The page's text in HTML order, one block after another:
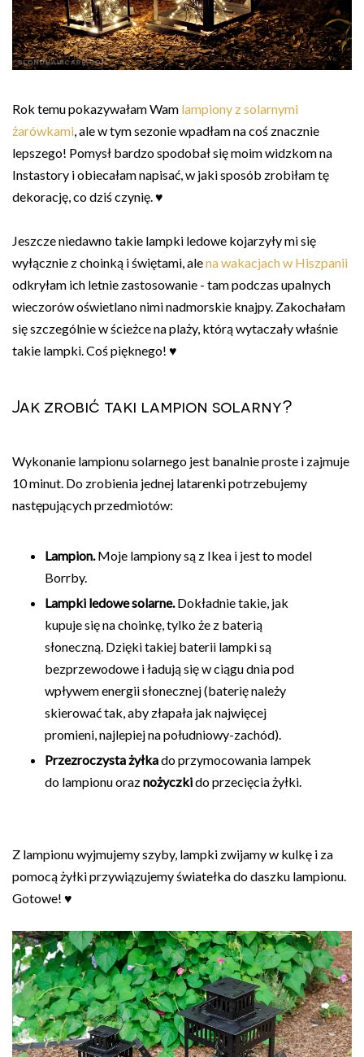
Rok temu pokazywałam Wam lampiony z solarnymi
żarówkami, ale w tym sezonie wpadłam na coś znacznie
lepszego! Pomysł bardzo spodobał się moim widzkom na
Instastory i obiecałam napisać, w jaki sposób zrobiłam tę
dekorację, co dziś czynię. ♥
Jeszcze niedawno takie lampki ledowe kojarzyły mi się
wyłącznie z choinką i świętami, alena wakacjach w Hiszpanii
odkryłam ich letnie zastosowanie - tam podczas upalnych
wieczorów oświetlano nimi nadmorskie knajpy. Zakochałam
się szczególnie w ścieżce na plaży, którą wytaczały właśnie
takie lampki. Coś pięknego! ♥
Jak zrobić taki lampion solarny?
Wykonanie lampionu solarnego jest banalnie proste i zajmuje
10 minut. Do zrobienia jednej latarenki potrzebujemy
następujących przedmiotów:
Lampion.Moje lampiony są z Ikea i jest to model
Borrby.
Lampki ledowe solarne.Dokładnie takie, jak
kupuje się na choinkę, tylko że z baterią
słoneczną. Dzięki takiej baterii lampki są
bezprzewodowe i ładują się w ciągu dnia pod
wpływem energii słonecznej (baterię należy
skierować tak, aby złapała jak najwięcej
promieni, najlepiej na południowy-zachód).
Przezroczysta żyłkado przymocowania lampek
do lampionu oraznożyczkido przecięcia żyłki.
Z lampionu wyjmujemy szyby, lampki zwijamy w kulkę i za
pomocą żyłki przywiązujemy światełka do daszku lampionu.
Gotowe! ♥